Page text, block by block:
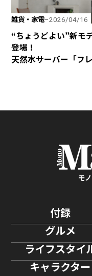
雑貨・家電 2026/04/16
“ちょうどよい”新モ
登場！
天然水サーバー「フレ
モ
付録
グルメ
ライフスタイ
キャラクター